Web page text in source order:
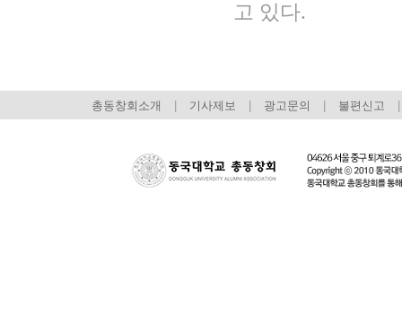
고 있다.
총동창회소개 기사제보 광고문의 불편신고